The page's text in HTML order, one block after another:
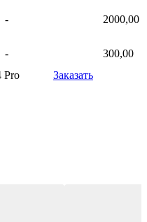
- 2000,00
-
300,00
Pro
Заказать